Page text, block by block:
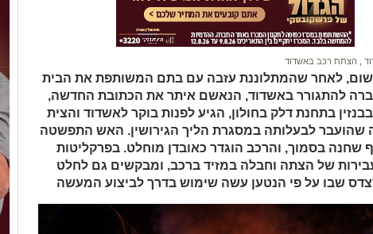
הצתת רכב באשדוד
לאחר שהמתלוננת עזבה עם בתם המשותפת את הבית
להתגורר באשדוד, הנאשם איתר את הכתובת החדשה,
בתחנת דלק בחולון, הגיע לפנות בוקר לאשדוד והצית
שהועבר לבעלותה במסגרת הליך הגירושין. האש התפשטה
שחנה בסמוך, והרכב הוגדר כאובדן מוחלט. בפרקליטות
של הצתה וחבלה במזיד ברכב, ומבקשים גם לחלט
שבו על פי הנטען עשה שימוש בדרך לביצוע המעשה